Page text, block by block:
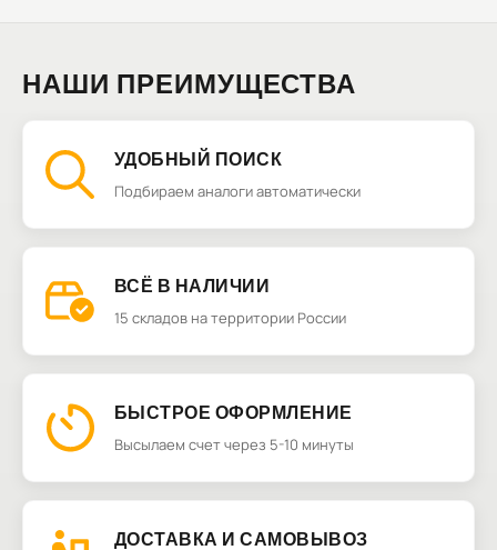
НАШИ ПРЕИМУЩЕСТВА
УДОБНЫЙ ПОИСК
Подбираем аналоги автоматически
ВСЁ В НАЛИЧИИ
15 складов на территории России
БЫСТРОЕ ОФОРМЛЕНИЕ
Высылаем счет через 5-10 минуты
ДОСТАВКА И САМОВЫВОЗ